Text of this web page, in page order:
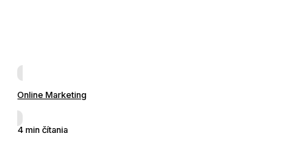
Online Marketing
4 min čítania